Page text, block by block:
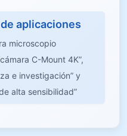
aplicaciones
microscopio
C-Mount 4K”,
e investigación” y
alta sensibilidad”